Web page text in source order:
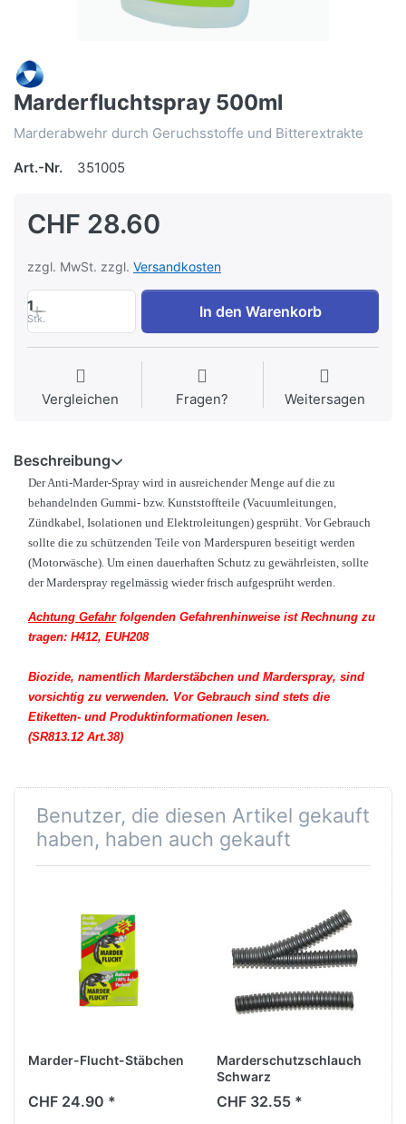
Marderfluchtspray 500ml
Marderabwehr durch Geruchsstoffe und Bitterextrakte
Art.-Nr.
351005
CHF 28.60
zzgl. MwSt. zzgl. Versandkosten
1
Stk. In den Warenkorb
Vergleichen Fragen? Weitersagen
Beschreibung
Der Anti-Marder-Spray wird in ausreichender Menge auf die zu
behandelnden Gummi- bzw. Kunststoffteile (Vacuumleitungen,
Zündkabel, Isolationen und Elektroleitungen) gesprüht. Vor Gebrauch
sollte die zu schützenden Teile von Marderspuren beseitigt werden
(Motorwäsche). Um einen dauerhaften Schutz zu gewährleisten, sollte
der Marderspray regelmässig wieder frisch aufgesprüht werden.
Achtung Gefahrfolgenden Gefahrenhinweise ist Rechnung zu
tragen: H412, EUH208
Biozide, namentlich Marderstäbchen und Marderspray, sind
vorsichtig zu verwenden. Vor Gebrauch sind stets die
Etiketten- und Produktinformationen lesen.
(SR813.12 Art.38)
Benutzer, die diesen Artikel gekauft
haben, haben auch gekauft
Marder-Flucht-Stäbchen
CHF 24.90 *
Marderschutzschlauch
Schwarz
CHF 32.55 *